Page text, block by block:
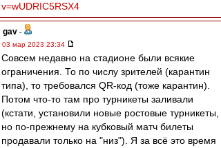
v=wUDRIC5RSX4
gav -
03 мар 2023 23:34
Совсем недавно на стадионе были всякие
ограничения. То по числу зрителей (карантин
типа), то требовался QR-код (тоже карантин).
Потом что-то там про турникеты заливали
(кстати, установили новые ростовые турникеты,
но по-прежнему на кубковый матч билеты
продавали только на "низ"). Я за всё это время